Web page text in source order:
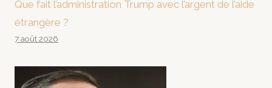
Que fait l’administration Trump avec l’argent de l’aide
étrangère ?
7 août 2026